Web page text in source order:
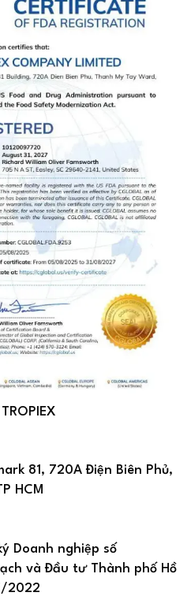
81, 720A Điện Biên Phủ,
HCM
Doanh nghiệp số
và Đầu tư Thành phố Hồ
2022